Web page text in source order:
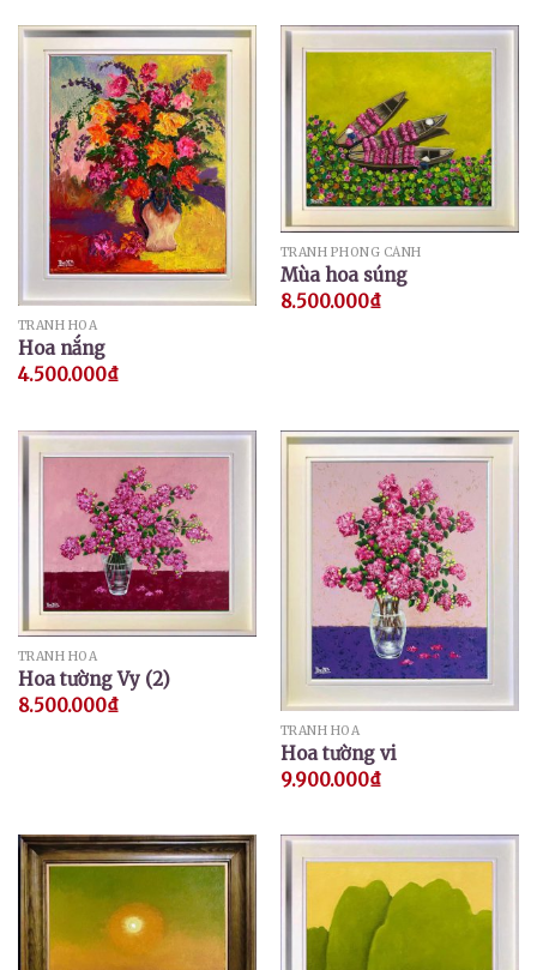
TRANH HOA
Hoa nắng
4.500.000₫
TRANH PHONG CẢNH
Mùa hoa súng
8.500.000₫
TRANH HOA
Hoa tường Vy (2)
8.500.000₫
TRANH HOA
Hoa tường vi
9.900.000₫